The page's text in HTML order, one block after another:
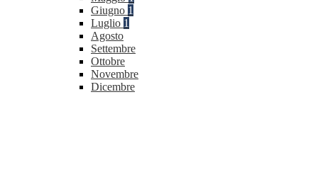
Giugno 1
Luglio 1
Agosto
Settembre
Ottobre
Novembre
Dicembre